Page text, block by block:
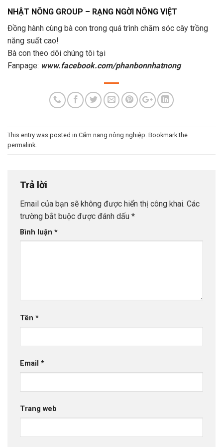
NHẬT NÔNG GROUP – RẠNG NGỜI NÔNG VIỆT
Đồng hành cùng bà con trong quá trình chăm sóc cây trồng
năng suất cao!
Bà con theo dõi chúng tôi tại
Fanpage: www.facebook.com/phanbonnhatnong
This entry was posted in Cẩm nang nông nghiệp. Bookmark the
permalink.
Trả lời
Email của bạn sẽ không được hiển thị công khai. Các
trường bắt buộc được đánh dấu *
Bình luận *
Tên *
Email *
Trang web